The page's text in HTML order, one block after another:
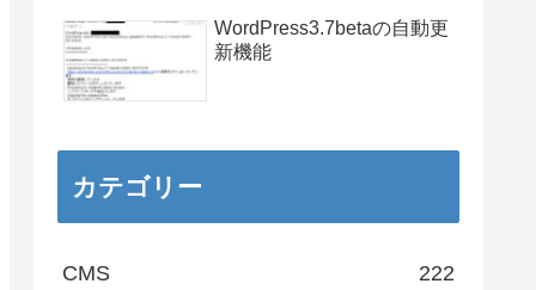
WordPress3.7betaの自動更
新機能
カテゴリー
CMS 222